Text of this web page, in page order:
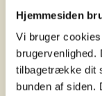
Hjemmesiden
Vi bruger
tilbagetrække dit
bunden af siden.